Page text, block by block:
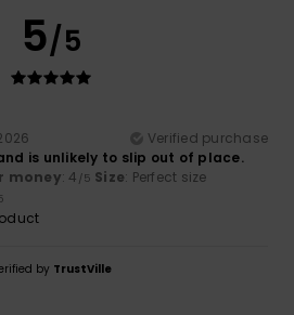
5/5
Verified purchase
is unlikely to slip out of place.
money: 4 /5 Size: Perfect size
by TrustVille